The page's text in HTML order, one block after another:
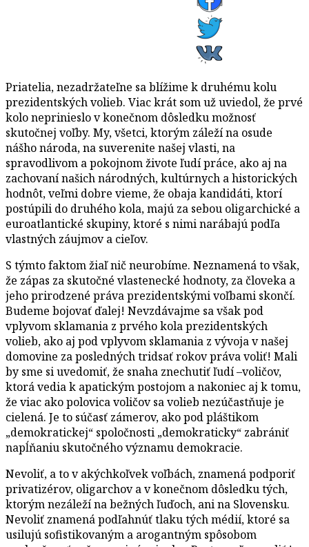
Priatelia, nezadržateľne sa blížime k druhému kolu
prezidentských volieb. Viac krát som už uviedol, že prvé
kolo neprinieslo v konečnom dôsledku možnosť
skutočnej voľby. My, všetci, ktorým záleží na osude
nášho národa, na suverenite našej vlasti, na
spravodlivom a pokojnom živote ľudí práce, ako aj na
zachovaní našich národných, kultúrnych a historických
hodnôt, veľmi dobre vieme, že obaja kandidáti, ktorí
postúpili do druhého kola, majú za sebou oligarchické a
euroatlantické skupiny, ktoré s nimi narábajú podľa
vlastných záujmov a cieľov.
S týmto faktom žiaľ nič neurobíme. Neznamená to však,
že zápas za skutočné vlastenecké hodnoty, za človeka a
jeho prirodzené práva prezidentskými voľbami skončí.
Budeme bojovať ďalej! Nevzdávajme sa však pod
vplyvom sklamania z prvého kola prezidentských
volieb, ako aj pod vplyvom sklamania z vývoja v našej
domovine za posledných tridsať rokov práva voliť! Mali
by sme si uvedomiť, že snaha znechutiť ľudí –voličov,
ktorá vedia k apatickým postojom a nakoniec aj k tomu,
že viac ako polovica voličov sa volieb nezúčastňuje je
cielená. Je to súčasť zámerov, ako pod pláštikom
„demokratickej“ spoločnosti „demokraticky“ zabrániť
napĺňaniu skutočného významu demokracie.
Nevoliť, a to v akýchkoľvek voľbách, znamená podporiť
privatizérov, oligarchov a v konečnom dôsledku tých,
ktorým nezáleží na bežných ľuďoch, ani na Slovensku.
Nevoliť znamená podľahnúť tlaku tých médií, ktoré sa
usilujú sofistikovaným a arogantným spôsobom